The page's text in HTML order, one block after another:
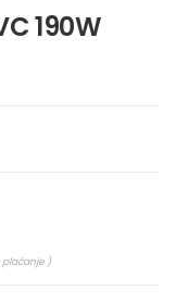
190W
plaćanje )